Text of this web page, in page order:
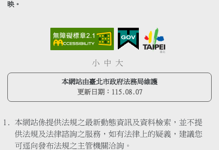
映。
小 中 大
本網站由臺北市政府法務局維護
更新日期： 115.08.07
本網站係提供法規之最新動態資訊及資料檢索，並不提
供法規及法律諮詢之服務，如有法律上的疑義，建議您
可逕向發布法規之主管機關洽詢。